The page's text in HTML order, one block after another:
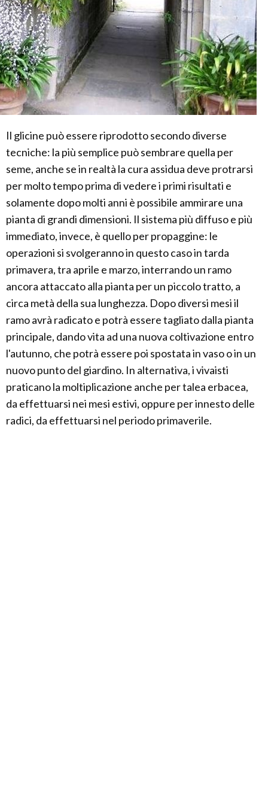
Il glicine può essere riprodotto secondo diverse
tecniche: la più semplice può sembrare quella per
seme, anche se in realtà la cura assidua deve protrarsi
per molto tempo prima di vedere i primi risultati e
solamente dopo molti anni è possibile ammirare una
pianta di grandi dimensioni. Il sistema più diffuso e più
immediato, invece, è quello per propaggine: le
operazioni si svolgeranno in questo caso in tarda
primavera, tra aprile e marzo, interrando un ramo
ancora attaccato alla pianta per un piccolo tratto, a
circa metà della sua lunghezza. Dopo diversi mesi il
ramo avrà radicato e potrà essere tagliato dalla pianta
principale, dando vita ad una nuova coltivazione entro
l'autunno, che potrà essere poi spostata in vaso o in un
nuovo punto del giardino. In alternativa, i vivaisti
praticano la moltiplicazione anche per talea erbacea,
da effettuarsi nei mesi estivi, oppure per innesto delle
radici, da effettuarsi nel periodo primaverile.